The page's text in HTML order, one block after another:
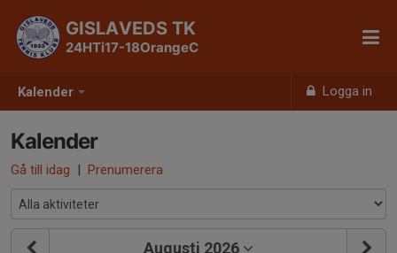
Kalender Logga in
GISLAVEDS TK
24HTi17-18OrangeC
Kalender
Gå till idag | Prenumerera
Augusti 2026